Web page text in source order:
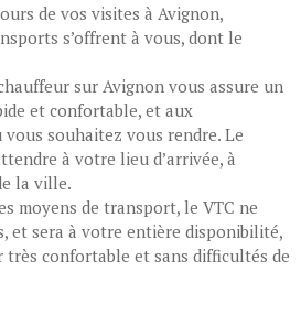
de vos visites à Avignon,
s’offrent à vous, dont le
sur Avignon vous assure un
et confortable, et aux
souhaitez vous rendre. Le
à votre lieu d’arrivée, à
la ville.
moyens de transport, le VTC ne
et sera à votre entière disponibilité,
très confortable et sans difficultés de